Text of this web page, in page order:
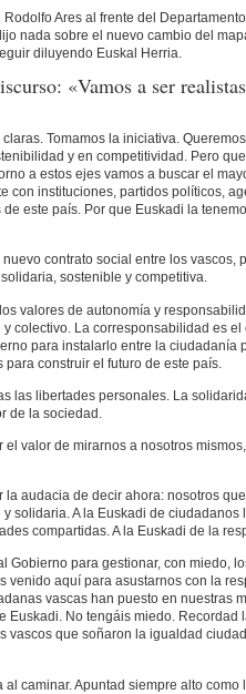
Ares al frente del
nada sobre el nuevo cambio del
diluyendo Euskal Herria.
«Vamos a ser
Tomamos la iniciativa.
y en competitividad. Pero
a estos ejes vamos a buscar el
con instituciones, partidos políticos,
este país. Por que Euskadi la
contrato social entre los vascos,
sostenible y competitiva.
valores de autonomía y
colectivo. La corresponsabilidad es
para instalarlo entre la ciudadanía
para construir el futuro de este país.
las libertades personales. La
de la sociedad.
el valor de mirarnos a nosotros
la audacia de decir ahora: nosotros
y solidaria. A la Euskadi de ciudadanos
compartidas. A la Euskadi de la
Gobierno para gestionar, con miedo,
venido aquí para asustarnos con la
vascas han puesto en nuestras
Euskadi. No tengáis miedo. Recordad
vascos que soñaron la igualdad
al caminar. Apuntad siempre alto como